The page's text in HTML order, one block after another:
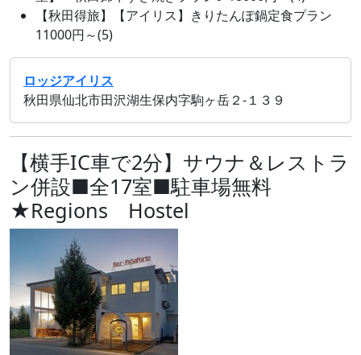
【秋田得旅】【アイリス】きりたんぽ鍋定食プラン
11000円～(5)
ロッジアイリス
秋田県仙北市田沢湖生保内字駒ヶ岳２‐１３９
【横手IC車で2分】サウナ＆レストラ
ン併設■全17室■駐車場無料
★Regions Hostel